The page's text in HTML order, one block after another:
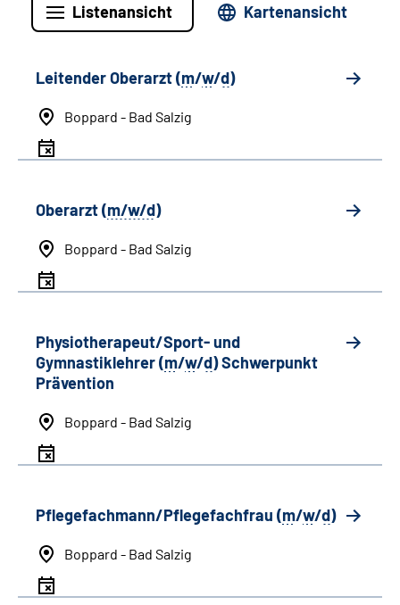
Listenansicht Kartenansicht
Leitender Oberarzt (m/w/d)
Boppard - Bad Salzig
Oberarzt (m/w/d)
Boppard - Bad Salzig
Physiotherapeut/Sport- und
Gymnastiklehrer (m/w/d) Schwerpunkt
Prävention
Boppard - Bad Salzig
Pflegefachmann/Pflegefachfrau (m/w/d)
Boppard - Bad Salzig